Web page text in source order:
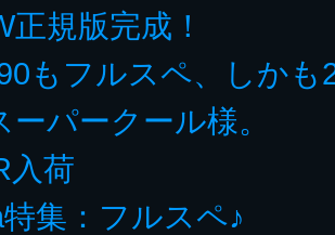
正規版完成！
もフルスペ、しかも
ーパークール様。
入荷
集：フルスペ♪